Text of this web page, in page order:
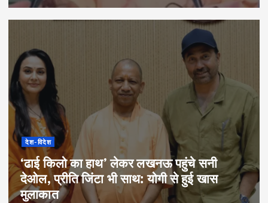
देश-विदेश
‘ढाई किलो का हाथ’ लेकर लखनऊ पहुंचे सनी
देओल, प्रीति जिंटा भी साथ: योगी से हुई खास
मुलाकात